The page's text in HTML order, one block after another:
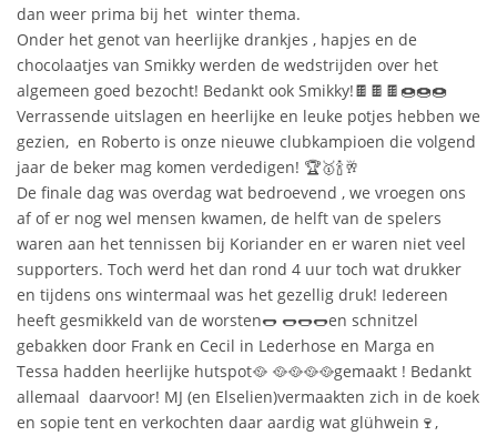
dan weer prima bij het winter thema.
Onder het genot van heerlijke drankjes , hapjes en de
chocolaatjes van Smikky werden de wedstrijden over het
algemeen goed bezocht! Bedankt ook Smikky!🍫🍫🍫🍩🍩🍩
Verrassende uitslagen en heerlijke en leuke potjes hebben we
gezien, en Roberto is onze nieuwe clubkampioen die volgend
jaar de beker mag komen verdedigen! 🏆🥇🍾🥂
De finale dag was overdag wat bedroevend , we vroegen ons
af of er nog wel mensen kwamen, de helft van de spelers
waren aan het tennissen bij Koriander en er waren niet veel
supporters. Toch werd het dan rond 4 uur toch wat drukker
en tijdens ons wintermaal was het gezellig druk! Iedereen
heeft gesmikkeld van de worsten🌭 🌭🌭🌭en schnitzel
gebakken door Frank en Cecil in Lederhose en Marga en
Tessa hadden heerlijke hutspot🥘 🥘🥘🥘🥘gemaakt ! Bedankt
allemaal daarvoor! MJ (en Elselien)vermaakten zich in de koek
en sopie tent en verkochten daar aardig wat glühwein🍷,